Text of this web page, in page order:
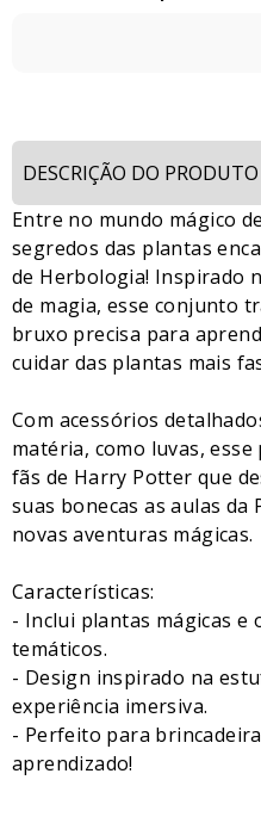
Entre no mundo mágico
segredos das plantas
de Herbologia! Inspirado
de magia, esse conjunto
bruxo precisa para
cuidar das plantas mais
Com acessórios
matéria, como luvas,
fãs de Harry Potter que
suas bonecas as aulas
novas aventuras mágicas.
Características:
- Inclui plantas mágicas e
temáticos.
- Design inspirado na
experiência imersiva.
- Perfeito para
aprendizado!